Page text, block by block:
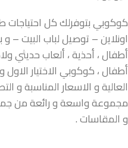
كوكوبي بتوفرلك كل
اونلاين – توصيل لباب البيت –
أطفال ، أحذية ، ألعاب حديثي
أطفال ، كوكوبي الاختيار
العالية و الاسعار المناسبة و
مجموعة واسعة و رائعة من
و المقاسات .